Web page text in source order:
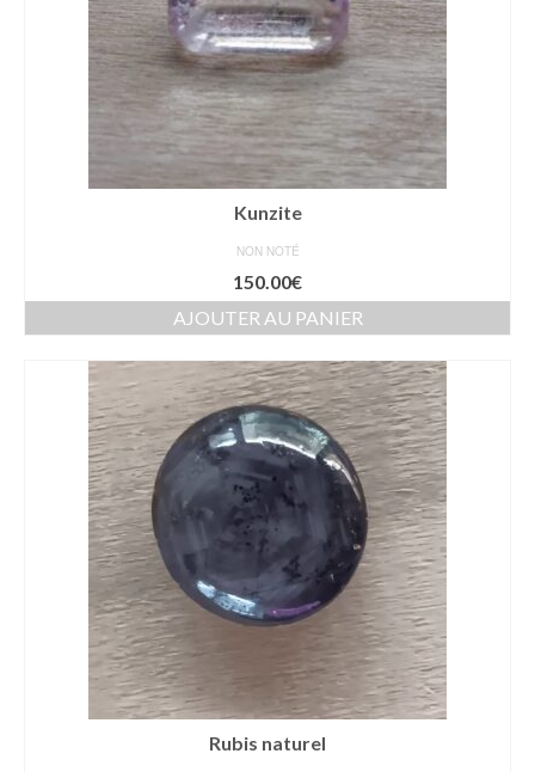
Kunzite
NON NOTÉ
150.00€
AJOUTER AU PANIER
Rubis naturel